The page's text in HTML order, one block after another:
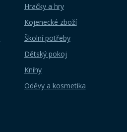
Hračky a hry
Kojenecké zboží
Školní potřeby
Dětský pokoj
Knihy
Oděvy a kosmetika